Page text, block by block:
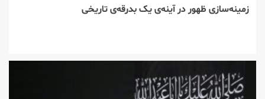
زمینه‌سازی ظهور در آینه‌ی یک بدرقه‌ی تاریخی